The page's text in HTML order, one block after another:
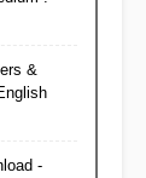
&
-